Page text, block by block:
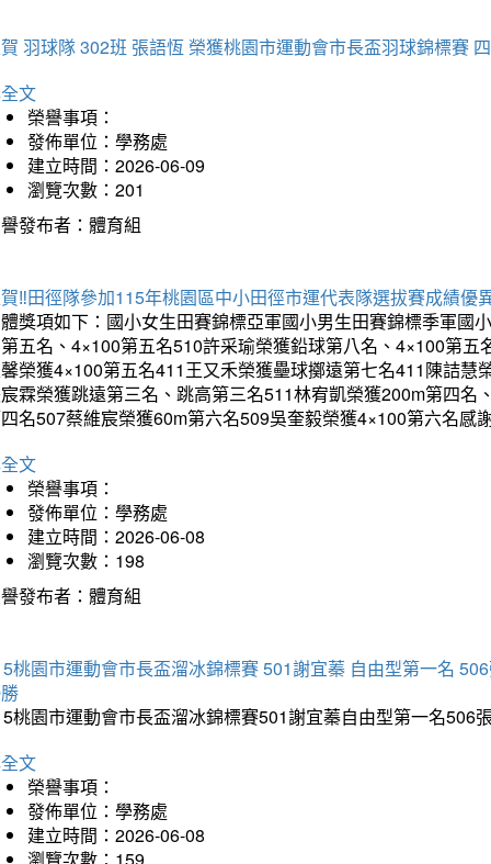
羽球隊 302班 張語恆 榮獲桃園市運動會市長盃羽球錦標賽
文
榮譽事項：
發佈單位：學務處
建立時間：2026-06-09
瀏覽次數：201
發布者：體育組
‼️田徑隊參加115年桃園區中小田徑市運代表隊選拔賽成績優
獎項如下：國小女生田賽錦標亞軍國小男生田賽錦標季軍國
五名、4×100第五名510許采瑜榮獲鉛球第八名、4×100第
榮獲4×100第五名411王又禾榮獲壘球擲遠第七名411陳詰
霖榮獲跳遠第三名、跳高第三名511林宥凱榮獲200m第四
名507蔡維宸榮獲60m第六名509吳奎毅榮獲4×100第六名
文
榮譽事項：
發佈單位：學務處
建立時間：2026-06-08
瀏覽次數：198
發布者：體育組
桃園市運動會市長盃溜冰錦標賽 501謝宜蓁 自由型第一名
桃園市運動會市長盃溜冰錦標賽501謝宜蓁自由型第一名
文
榮譽事項：
發佈單位：學務處
建立時間：2026-06-08